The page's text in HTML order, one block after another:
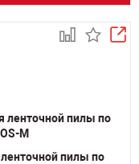
пилы по